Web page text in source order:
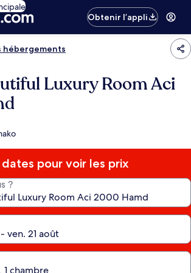
Obtenir l’appli
hébergements
Luxury Room Aci
dates pour voir les prix
?